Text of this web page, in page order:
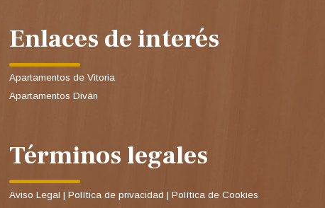
Enlaces de interés
Apartamentos de Vitoria
Apartamentos Diván
Términos legales
Aviso Legal | Política de privacidad | Política de Cookies